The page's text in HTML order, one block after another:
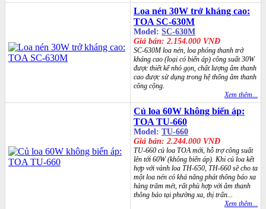
Loa nén 30W trở kháng cao:
TOA SC-630M
Model: SC-630M
Giá bán: 2.154.000 VNĐ
SC-630M loa nén, loa phóng thanh trở
kháng cao (loại có biến áp) công suất 30W
được thiết kế nhỏ gọn, chất lượng âm thanh
cao được sử dụng trong hệ thống âm thanh
công cộng.
Xem thêm...
Củ loa 60W không biến áp:
TOA TU-660
Model: TU-660
Giá bán: 2.244.000 VNĐ
TU-660 củ loa TOA mới, hỗ trợ công suất
lên tới 60W (không biến áp). Khi củ loa kết
hợp với vành loa TH-650, TH-660 sẽ cho ta
một loa nén có khả năng phát thông báo xa
hàng trăm mét, rất phù hợp với âm thanh
thông báo tại phường xa, thị trấn...
Xem thêm...